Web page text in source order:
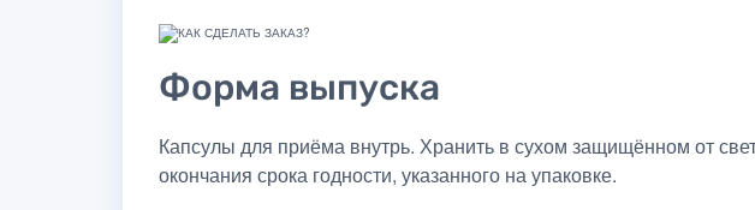
Форма выпуска
Капсулы для приёма внутрь. Хранить в сухом защищённом от
окончания срока годности, указанного на упаковке.